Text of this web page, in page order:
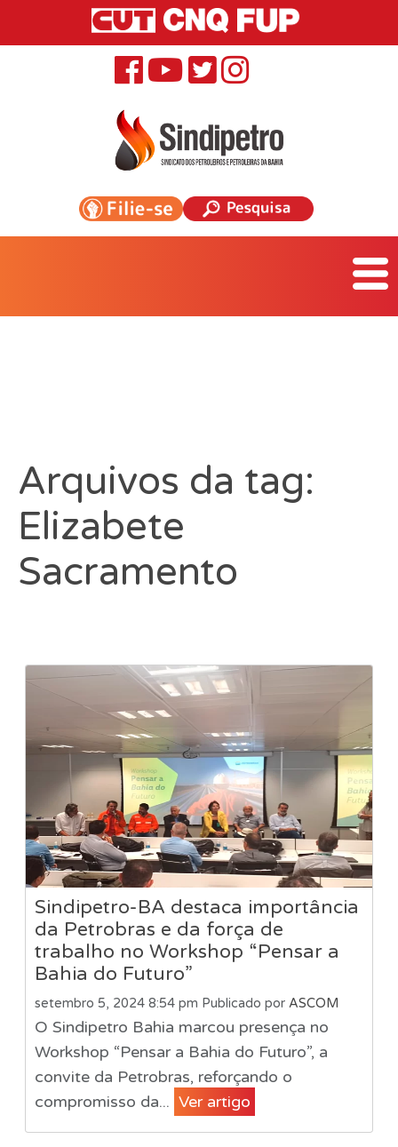
Arquivos da tag:
Elizabete
Sacramento
Sindipetro-BA destaca importância
da Petrobras e da força de
trabalho no Workshop “Pensar a
Bahia do Futuro”
setembro 5, 2024 8:54 pm Publicado por ASCOM
O Sindipetro Bahia marcou presença no
Workshop “Pensar a Bahia do Futuro”, a
convite da Petrobras, reforçando o
compromisso da... Ver artigo